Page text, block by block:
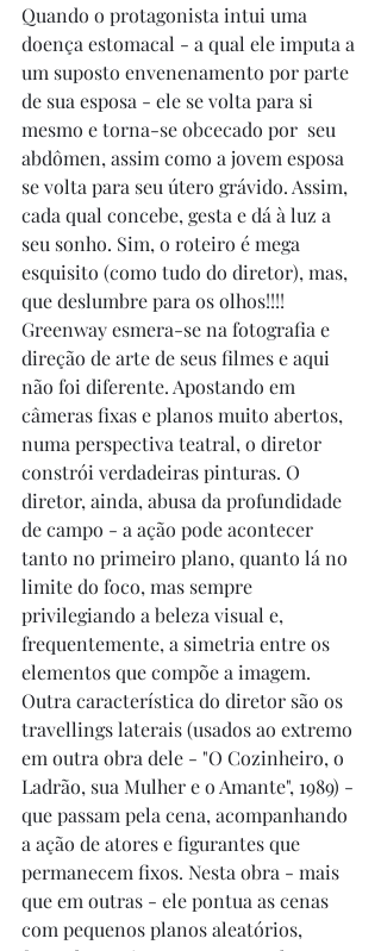
Quando o protagonista intui uma
doença estomacal - a qual ele imputa a
um suposto envenenamento por parte
de sua esposa - ele se volta para si
mesmo e torna-se obcecado por  seu
abdômen, assim como a jovem esposa
se volta para seu útero grávido. Assim,
cada qual concebe, gesta e dá à luz a
seu sonho. Sim, o roteiro é mega
esquisito (como tudo do diretor), mas,
que deslumbre para os olhos!!!!
Greenway esmera-se na fotografia e
direção de arte de seus filmes e aqui
não foi diferente. Apostando em
câmeras fixas e planos muito abertos,
numa perspectiva teatral, o diretor
constrói verdadeiras pinturas. O
diretor, ainda, abusa da profundidade
de campo - a ação pode acontecer
tanto no primeiro plano, quanto lá no
limite do foco, mas sempre
privilegiando a beleza visual e,
frequentemente, a simetria entre os
elementos que compõe a imagem.
Outra característica do diretor são os
travellings laterais (usados ao extremo
em outra obra dele - "O Cozinheiro, o
Ladrão, sua Mulher e o Amante", 1989) -
que passam pela cena, acompanhando
a ação de atores e figurantes que
permanecem fixos. Nesta obra - mais
que em outras - ele pontua as cenas
com pequenos planos aleatórios,